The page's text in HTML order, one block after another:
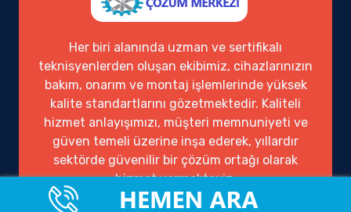
Her biri alanında uzman ve sertifikalı
teknisyenlerden oluşan ekibimiz, cihazlarınızın
bakım, onarım ve montaj işlemlerinde yüksek
kalite standartlarını gözetmektedir. Kaliteli
hizmet anlayışımızı, müşteri memnuniyeti ve
güven temeli üzerine inşa ederek, yıllardır
sektörde güvenilir bir çözüm ortağı olarak
hizmet vermekteyiz.